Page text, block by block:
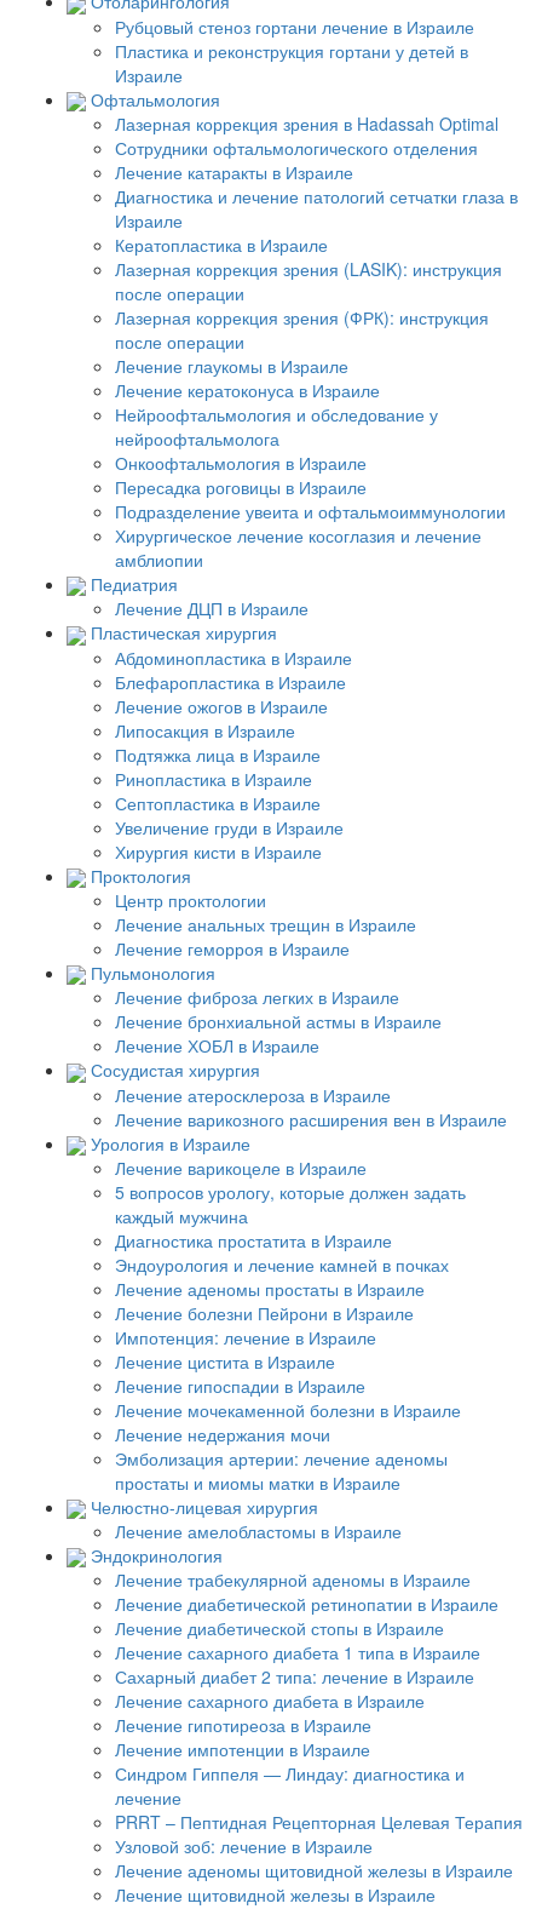
Рубцовый стеноз гортани лечение в Израиле
Пластика и реконструкция гортани у детей в
Израиле
Офтальмология
Лазерная коррекция зрения в Hadassah Optimal
Сотрудники офтальмологического отделения
Лечение катаракты в Израиле
Диагностика и лечение патологий сетчатки глаза в
Израиле
Кератопластика в Израиле
Лазерная коррекция зрения (LASIK): инструкция
после операции
Лазерная коррекция зрения (ФРК): инструкция
после операции
Лечение глаукомы в Израиле
Лечение кератоконуса в Израиле
Нейроофтальмология и обследование у
нейроофтальмолога
Онкоофтальмология в Израиле
Пересадка роговицы в Израиле
Подразделение увеита и офтальмоиммунологии
Хирургическое лечение косоглазия и лечение
амблиопии
Педиатрия
Лечение ДЦП в Израиле
Пластическая хирургия
Абдоминопластика в Израиле
Блефаропластика в Израиле
Лечение ожогов в Израиле
Липосакция в Израиле
Подтяжка лица в Израиле
Ринопластика в Израиле
Септопластика в Израиле
Увеличение груди в Израиле
Хирургия кисти в Израиле
Проктология
Центр проктологии
Лечение анальных трещин в Израиле
Лечение геморроя в Израиле
Пульмонология
Лечение фиброза легких в Израиле
Лечение бронхиальной астмы в Израиле
Лечение ХОБЛ в Израиле
Сосудистая хирургия
Лечение атеросклероза в Израиле
Лечение варикозного расширения вен в Израиле
Урология в Израиле
Лечение варикоцеле в Израиле
5 вопросов урологу, которые должен задать
каждый мужчина
Диагностика простатита в Израиле
Эндоурология и лечение камней в почках
Лечение аденомы простаты в Израиле
Лечение болезни Пейрони в Израиле
Импотенция: лечение в Израиле
Лечение цистита в Израиле
Лечение гипоспадии в Израиле
Лечение мочекаменной болезни в Израиле
Лечение недержания мочи
Эмболизация артерии: лечение аденомы
простаты и миомы матки в Израиле
Челюстно-лицевая хирургия
Лечение амелобластомы в Израиле
Эндокринология
Лечение трабекулярной аденомы в Израиле
Лечение диабетической ретинопатии в Израиле
Лечение диабетической стопы в Израиле
Лечение сахарного диабета 1 типа в Израиле
Сахарный диабет 2 типа: лечение в Израиле
Лечение сахарного диабета в Израиле
Лечение гипотиреоза в Израиле
Лечение импотенции в Израиле
Синдром Гиппеля — Линдау: диагностика и
лечение
PRRT – Пептидная Рецепторная Целевая Терапия
Узловой зоб: лечение в Израиле
Лечение аденомы щитовидной железы в Израиле
Лечение щитовидной железы в Израиле